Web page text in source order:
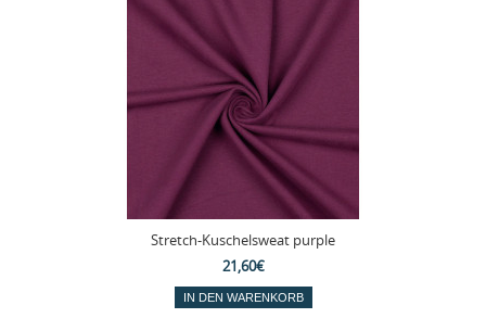
Stretch-Kuschelsweat purple
21,60€